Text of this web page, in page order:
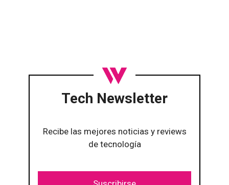
Tech Newsletter
Recibe las mejores noticias y reviews
de tecnología